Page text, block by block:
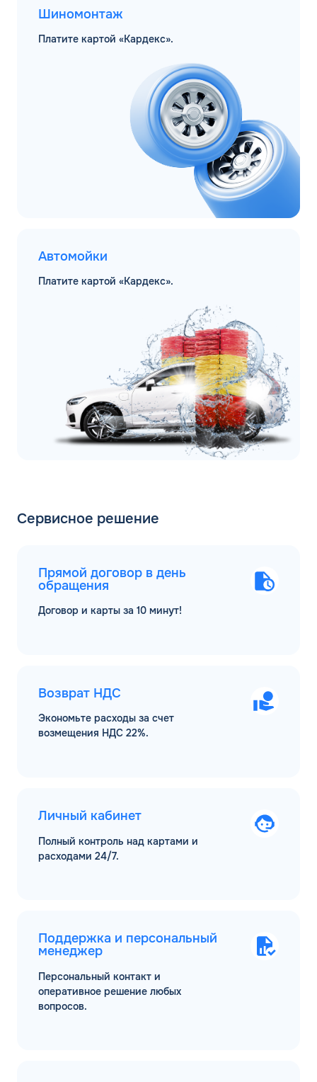
Шиномонтаж
Платите картой «Кардекс».
Автомойки
Платите картой «Кардекс».
Сервисное решение
Прямой договор в день
обращения
Договор и карты за 10 минут!
Возврат НДС
Экономьте расходы за счет
возмещения НДС 22%.
Личный кабинет
Полный контроль над картами и
расходами 24/7.
Поддержка и персональный
менеджер
Персональный контакт и
оперативное решение любых
вопросов.